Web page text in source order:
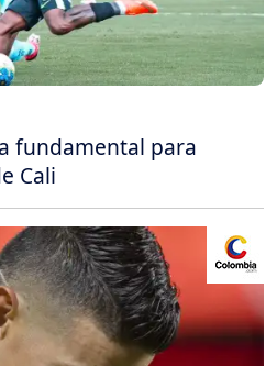
fundamental para
Cali